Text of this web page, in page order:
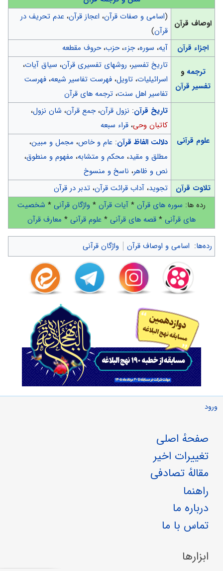
اوصاف قرآن
(اسامی و صفات قرآن، اعجاز قرآن، عدم تحریف در
قرآن)
اجزاء قرآن
آیه، سوره،جزء،حزب،حروف مقطعه
ترجمه و
تفسیر قرآن
تاریخ تفسیر، روشهای تفسیری قرآن، سیاق آیات،
اسرائیلیات، تاویل، فهرست تفاسیر شیعه، فهرست
تفاسیر اهل سنت، ترجمه های قرآن
علوم قرآنی
تاریخ قرآن: نزول قرآن،جمع قرآن، شان نزول،
کاتبان وحی، قراء سبعه
دلالت الفاظ قرآن: عام و خاص، مجمل و مبین،
مطلق و مقید، محکم و متشابه، مفهوم و منطوق،
نص و ظاهر، ناسخ و منسوخ
تلاوت قرآن
تجوید، آداب قرائت قرآن، تدبر در قرآن
رده ها: سوره های قرآن * آیات قرآن * واژگان قرآنی * شخصیت
های قرآنی * قصه های قرآنی * علوم قرآنی * معارف قرآن
رده‌ها: اسامی و اوصاف قرآن واژگان قرآنی
ورود
صفحهٔ اصلی
تغییرات اخیر
مقالهٔ تصادفی
راهنما
درباره ما
تماس با ما
ابزارها